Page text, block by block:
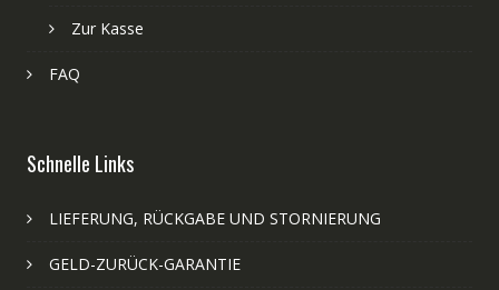
Zur Kasse
FAQ
Schnelle Links
LIEFERUNG, RÜCKGABE UND STORNIERUNG
GELD-ZURÜCK-GARANTIE